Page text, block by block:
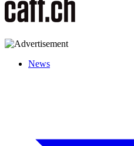
News